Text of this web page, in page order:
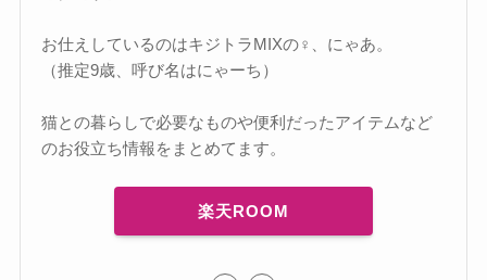
お仕えしているのはキジトラMIXの♀、にゃあ。
（推定9歳、呼び名はにゃーち）
猫との暮らしで必要なものや便利だったアイテムなど
のお役立ち情報をまとめてます。
楽天ROOM